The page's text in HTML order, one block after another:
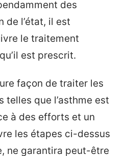
des
de l’état, il est
le traitement
est prescrit.
façon de traiter les
telles que l’asthme est
à des efforts et un
les étapes ci-dessus
ne garantira peut-être